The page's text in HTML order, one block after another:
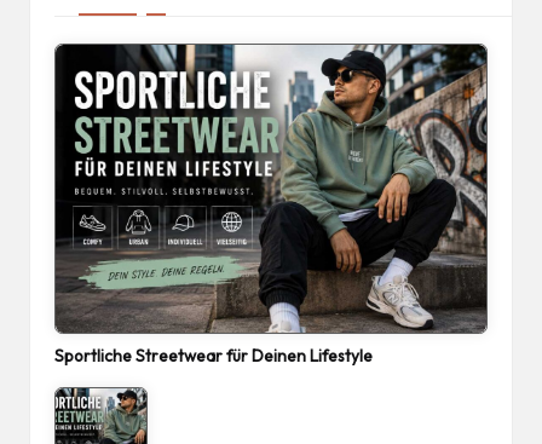
Sportliche Streetwear für Deinen Lifestyle